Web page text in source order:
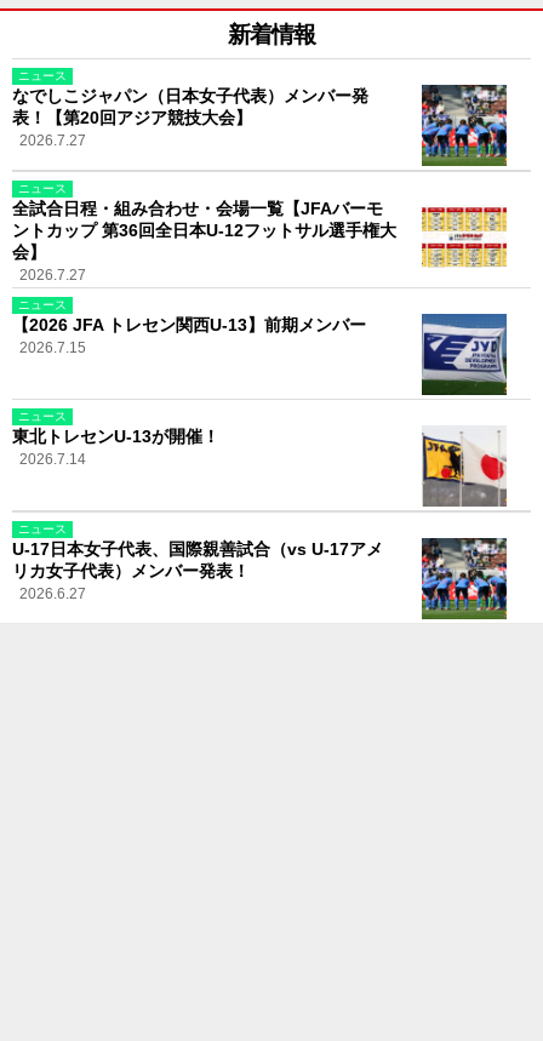
新着情報
ニュース
なでしこジャパン（日本女子代表）メンバー発
表！【第20回アジア競技大会】
2026.7.27
ニュース
全試合日程・組み合わせ・会場一覧【JFAバーモ
ントカップ 第36回全日本U-12フットサル選手権大
会】
2026.7.27
ニュース
【2026 JFA トレセン関西U-13】前期メンバー
2026.7.15
ニュース
東北トレセンU-13が開催！
2026.7.14
ニュース
U-17日本女子代表、国際親善試合（vs U-17アメ
リカ女子代表）メンバー発表！
2026.6.27